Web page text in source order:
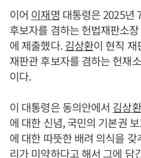
이어 이재명 대통령은 2025년
후보자를 겸하는 헌법재판소장
에 제출했다.김상환이 현직 재
재판관 후보자를 겸하는 헌재
이다.
이 대통령은 동의안에서 김상환
에 대한 신념, 국민의 기본권
에 대한 따뜻한 배려 의식을
리가 미약하다고 해서 그에 담